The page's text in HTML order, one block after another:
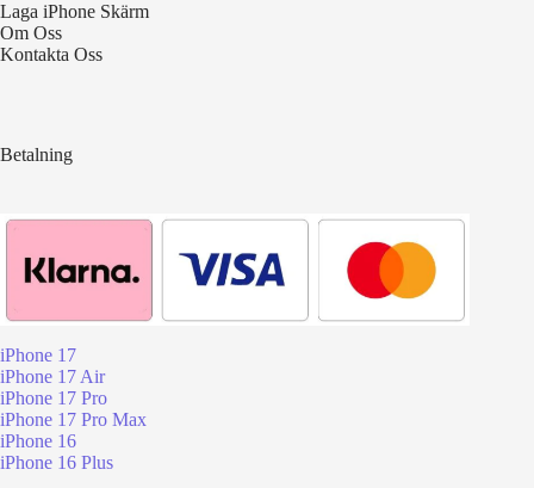
Laga iPhone Skärm
Om Oss
Kontakta Oss
Betalning
iPhone 17
iPhone 17 Air
iPhone 17 Pro
iPhone 17 Pro Max
iPhone 16
iPhone 16 Plus